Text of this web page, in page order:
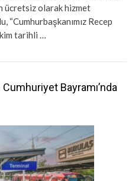
ücretsiz olarak hizmet
Recep
tarihli …
Bayramı’nda